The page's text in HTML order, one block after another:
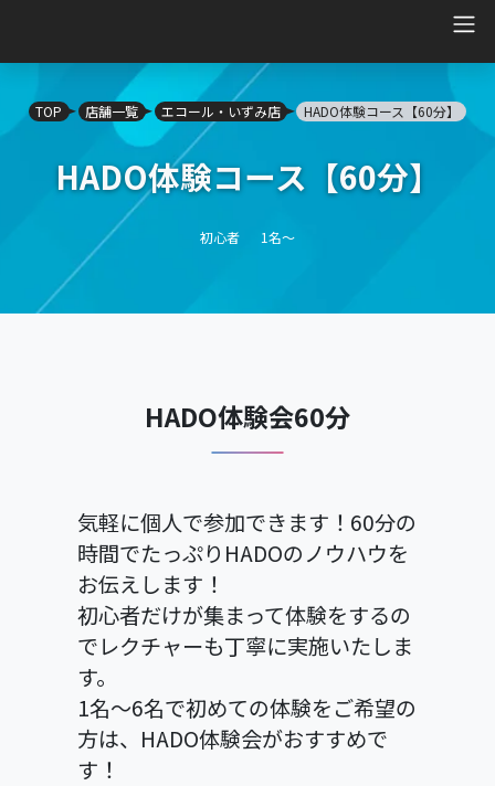
TOP 店舗一覧 エコール・いずみ店 HADO体験コース【60分】
HADO体験コース【60分】
初心者 1名～
HADO体験会60分
気軽に個人で参加できます！60分の
時間でたっぷりHADOのノウハウを
お伝えします！
初心者だけが集まって体験をするの
でレクチャーも丁寧に実施いたしま
す。
1名～6名で初めての体験をご希望の
方は、HADO体験会がおすすめで
す！